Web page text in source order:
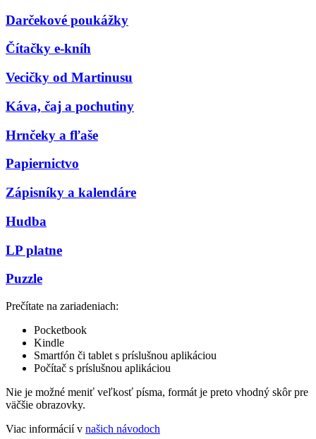
Darčekové poukážky
Čítačky e-kníh
Vecičky od Martinusu
Káva, čaj a pochutiny
Hrnčeky a fľaše
Papiernictvo
Zápisníky a kalendáre
Hudba
LP platne
Puzzle
Prečítate na zariadeniach:
Pocketbook
Kindle
Smartfón či tablet s príslušnou aplikáciou
Počítač s príslušnou aplikáciou
Nie je možné meniť veľkosť písma, formát je preto vhodný skôr pre
väčšie obrazovky.
Viac informácií v našich návodoch